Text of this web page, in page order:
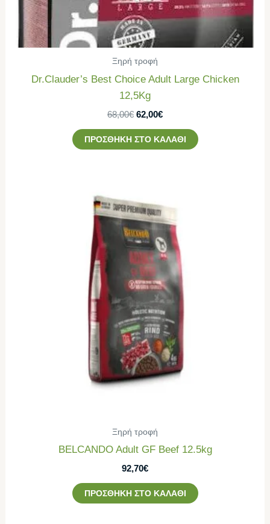
Ξηρή τροφή
Dr.Clauder’s Best Choice Adult Large Chicken
12,5Kg
68,00€ 62,00€
ΠΡΟΣΘΉΚΗ ΣΤΟ ΚΑΛΆΘΙ
Ξηρή τροφή
BELCANDO Adult GF Beef 12.5kg
92,70€
ΠΡΟΣΘΉΚΗ ΣΤΟ ΚΑΛΆΘΙ